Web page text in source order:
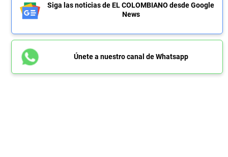
Siga las noticias de EL COLOMBIANO desde Google
News
Únete a nuestro canal de Whatsapp